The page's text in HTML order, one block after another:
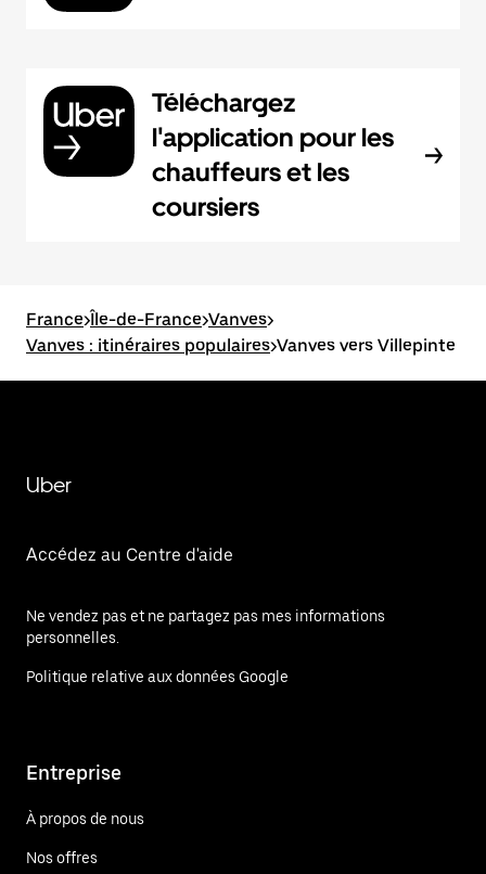
Téléchargez
l'application pour les
chauffeurs et les
coursiers
France>Île-de-France>Vanves>
Vanves : itinéraires populaires>Vanves vers Villepinte
Uber
Accédez au Centre d'aide
Ne vendez pas et ne partagez pas mes informations
personnelles.
Politique relative aux données Google
Entreprise
À propos de nous
Nos offres